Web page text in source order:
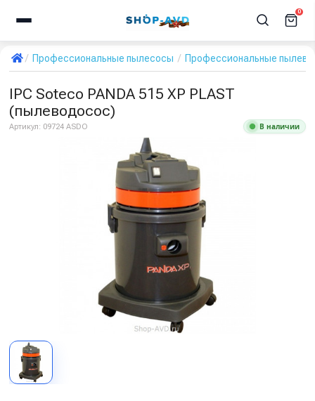
0
Профессиональные пылесосы Профессиональные
IPC Soteco PANDA 515 XP PLAST
(пылеводосос)
Артикул: 09724 ASDO В наличии